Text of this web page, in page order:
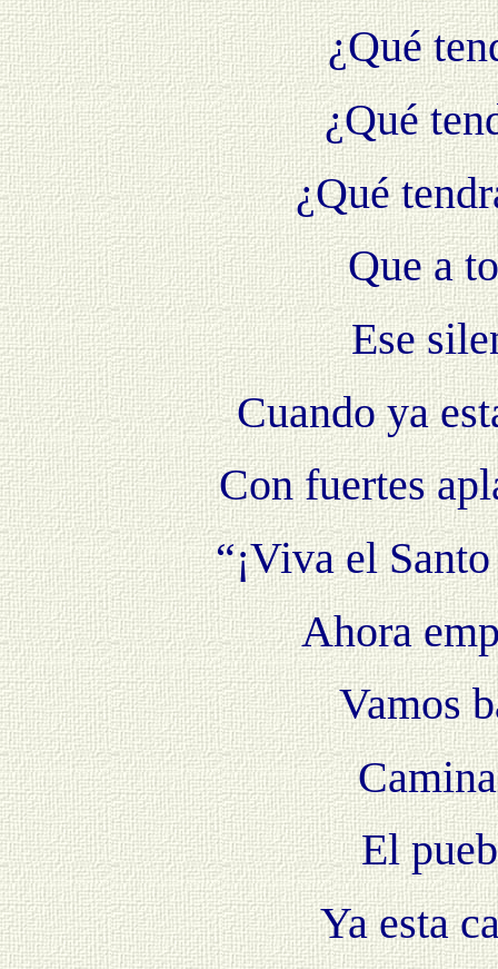
¿Qué
¿Qué
¿Qué
Que a
Ese
Cuando ya
Con fuertes
“¡Viva el
Ahora
Vamos
El
Ya esta